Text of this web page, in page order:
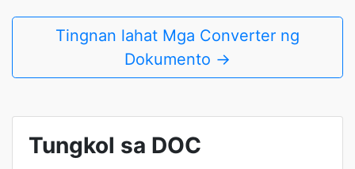
Tingnan lahat Mga Converter ng
Dokumento →
Tungkol sa DOC